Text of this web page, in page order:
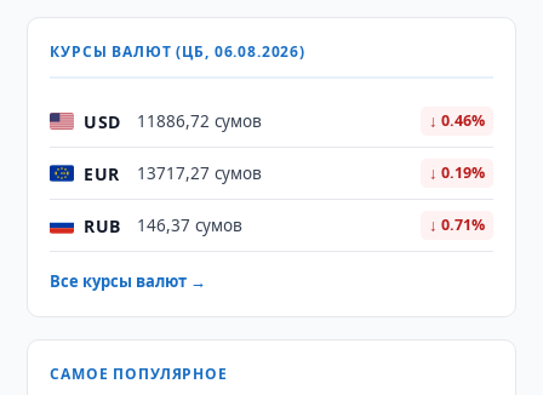
КУРСЫ ВАЛЮТ (ЦБ, 06.08.2026)
USD 11886,72 сумов ↓ 0.46%
EUR 13717,27 сумов ↓ 0.19%
RUB 146,37 сумов ↓ 0.71%
Все курсы валют →
САМОЕ ПОПУЛЯРНОЕ